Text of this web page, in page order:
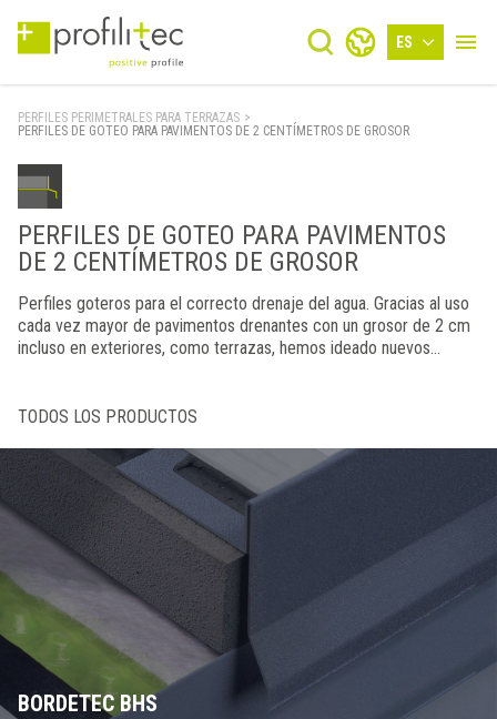
ES
PERFILES PERIMETRALES PARA TERRAZAS >
PERFILES DE GOTEO PARA PAVIMENTOS DE 2 CENTÍMETROS DE GROSOR
PERFILES DE GOTEO PARA PAVIMENTOS
DE 2 CENTÍMETROS DE GROSOR
Perfiles goteros para el correcto drenaje del agua. Gracias al uso
cada vez mayor de pavimentos drenantes con un grosor de 2 cm
incluso en exteriores, como terrazas, hemos ideado nuevos
los perfiles BHO, BHS y BD20.
TODOS LOS PRODUCTOS
BORDETEC BHS